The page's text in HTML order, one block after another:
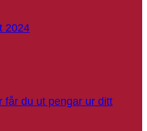
2024
får du ut pengar ur ditt